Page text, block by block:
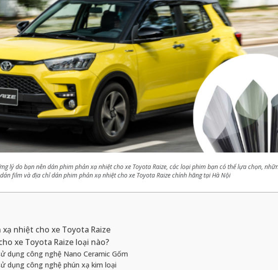
lý do bạn nên dán phim phản xạ nhiệt cho xe Toyota Raize, các loại phim bạn có thể lựa chọn,
film và địa chỉ dán phim phản xạ nhiệt cho xe Toyota Raize chính hãng tại Hà Nội
nhiệt cho xe Toyota Raize
xe Toyota Raize loại nào?
dụng công nghệ Nano Ceramic Gốm
dụng công nghệ phún xạ kim loại